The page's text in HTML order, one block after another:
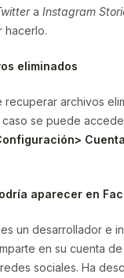
a Instagram
hacerlo.
eliminados
recuperar archivos
se puede
aparecer en
es un desarrollador e
en su cuenta
sociales. Ha